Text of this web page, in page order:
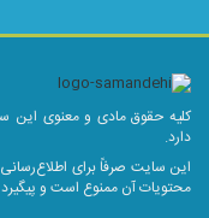
کلیه حقوق مادی و معنوی این
دارد.
این سایت صرفاً برای اطلاع‌رسانی
محتویات آن ممنوع است و پیگیرد